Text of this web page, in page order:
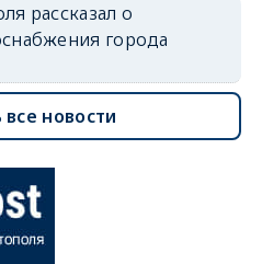
рассказал о
города
новости